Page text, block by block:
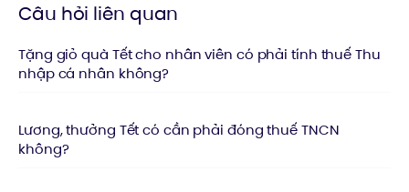
Câu hỏi liên quan
Tặng giỏ quà Tết cho nhân viên có phải tính thuế Thu
nhập cá nhân không?
Lương, thưởng Tết có cần phải đóng thuế TNCN
không?